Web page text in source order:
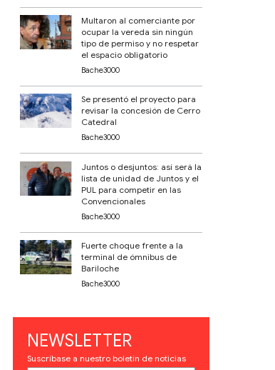
Multaron al comerciante por
ocupar la vereda sin ningún
tipo de permiso y no respetar
el espacio obligatorio
Bache3000
Se presentó el proyecto para
revisar la concesión de Cerro
Catedral
Bache3000
Juntos o desjuntos: así será la
lista de unidad de Juntos y el
PUL para competir en las
Convencionales
Bache3000
Fuerte choque frente a la
terminal de ómnibus de
Bariloche
Bache3000
NEWSLETTER
Suscríbase a nuestro boletín de noticias